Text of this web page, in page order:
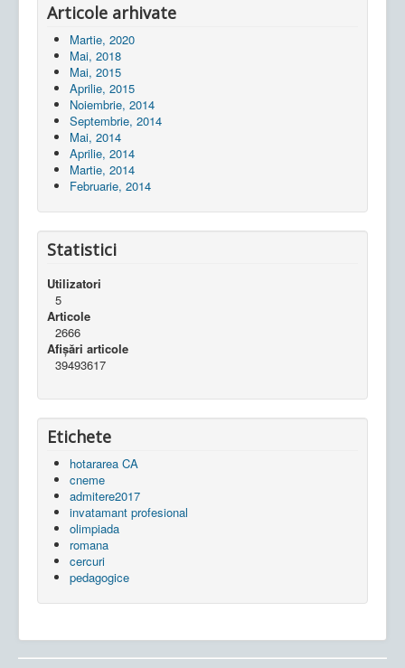
Articole arhivate
Martie, 2020
Mai, 2018
Mai, 2015
Aprilie, 2015
Noiembrie, 2014
Septembrie, 2014
Mai, 2014
Aprilie, 2014
Martie, 2014
Februarie, 2014
Statistici
Utilizatori
5
Articole
2666
Afișări articole
39493617
Etichete
hotararea CA
cneme
admitere2017
invatamant profesional
olimpiada
romana
cercuri
pedagogice